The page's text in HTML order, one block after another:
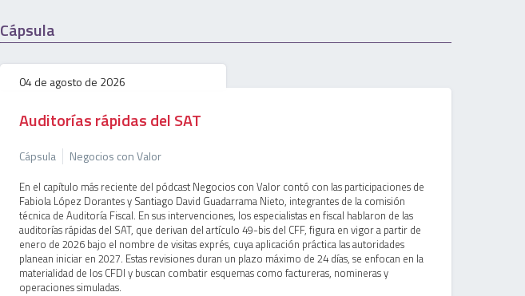
Cápsula
04 de agosto de 2026
Auditorías rápidas del SAT
Cápsula Negocios con Valor
En el capítulo más reciente del pódcast Negocios con Valor contó con las participaciones de
Fabiola López Dorantes y Santiago David Guadarrama Nieto, integrantes de la comisión
técnica de Auditoría Fiscal. En sus intervenciones, los especialistas en fiscal hablaron de las
auditorías rápidas del SAT, que derivan del artículo 49-bis del CFF, figura en vigor a partir de
enero de 2026 bajo el nombre de visitas exprés, cuya aplicación práctica las autoridades
planean iniciar en 2027. Estas revisiones duran un plazo máximo de 24 días, se enfocan en la
materialidad de los CFDI y buscan combatir esquemas como factureras, nomineras y
operaciones simuladas.